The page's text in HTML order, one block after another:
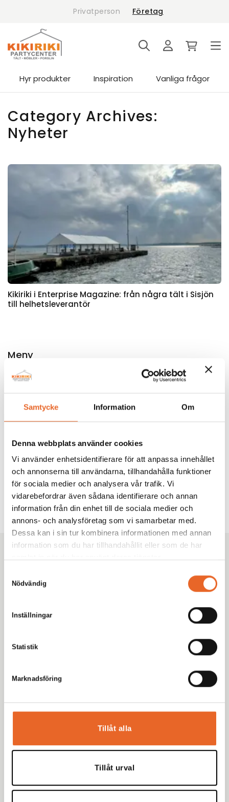
Samtycke Information Om
Denna webbplats använder cookies
Vi använder enhetsidentifierare för att anpassa innehållet
och annonserna till användarna, tillhandahålla funktioner
för sociala medier och analysera vår trafik. Vi
vidarebefordrar även sådana identifierare och annan
information från din enhet till de sociala medier och
annons- och analysföretag som vi samarbetar med.
Dessa kan i sin tur kombinera informationen med annan
information som du har tillhandahållit eller som de har
Nödvändig
Inställningar
Statistik
Marknadsföring
Tillåt alla
Tillåt urval
Privatperson Företag
Hyr produkter Inspiration Vanliga frågor
Category Archives:
Nyheter
Kikiriki i Enterprise Magazine: från några tält i Sisjön
till helhetsleverantör
Meny
Hem
Företagsnyheter
Produktnyheter
Sök
Sök
Kikiriki Partycenter
med omnejd med uthyrning av tält, möbler och porslin
Hyr produkter
Möbleringsguiden
Kundservice